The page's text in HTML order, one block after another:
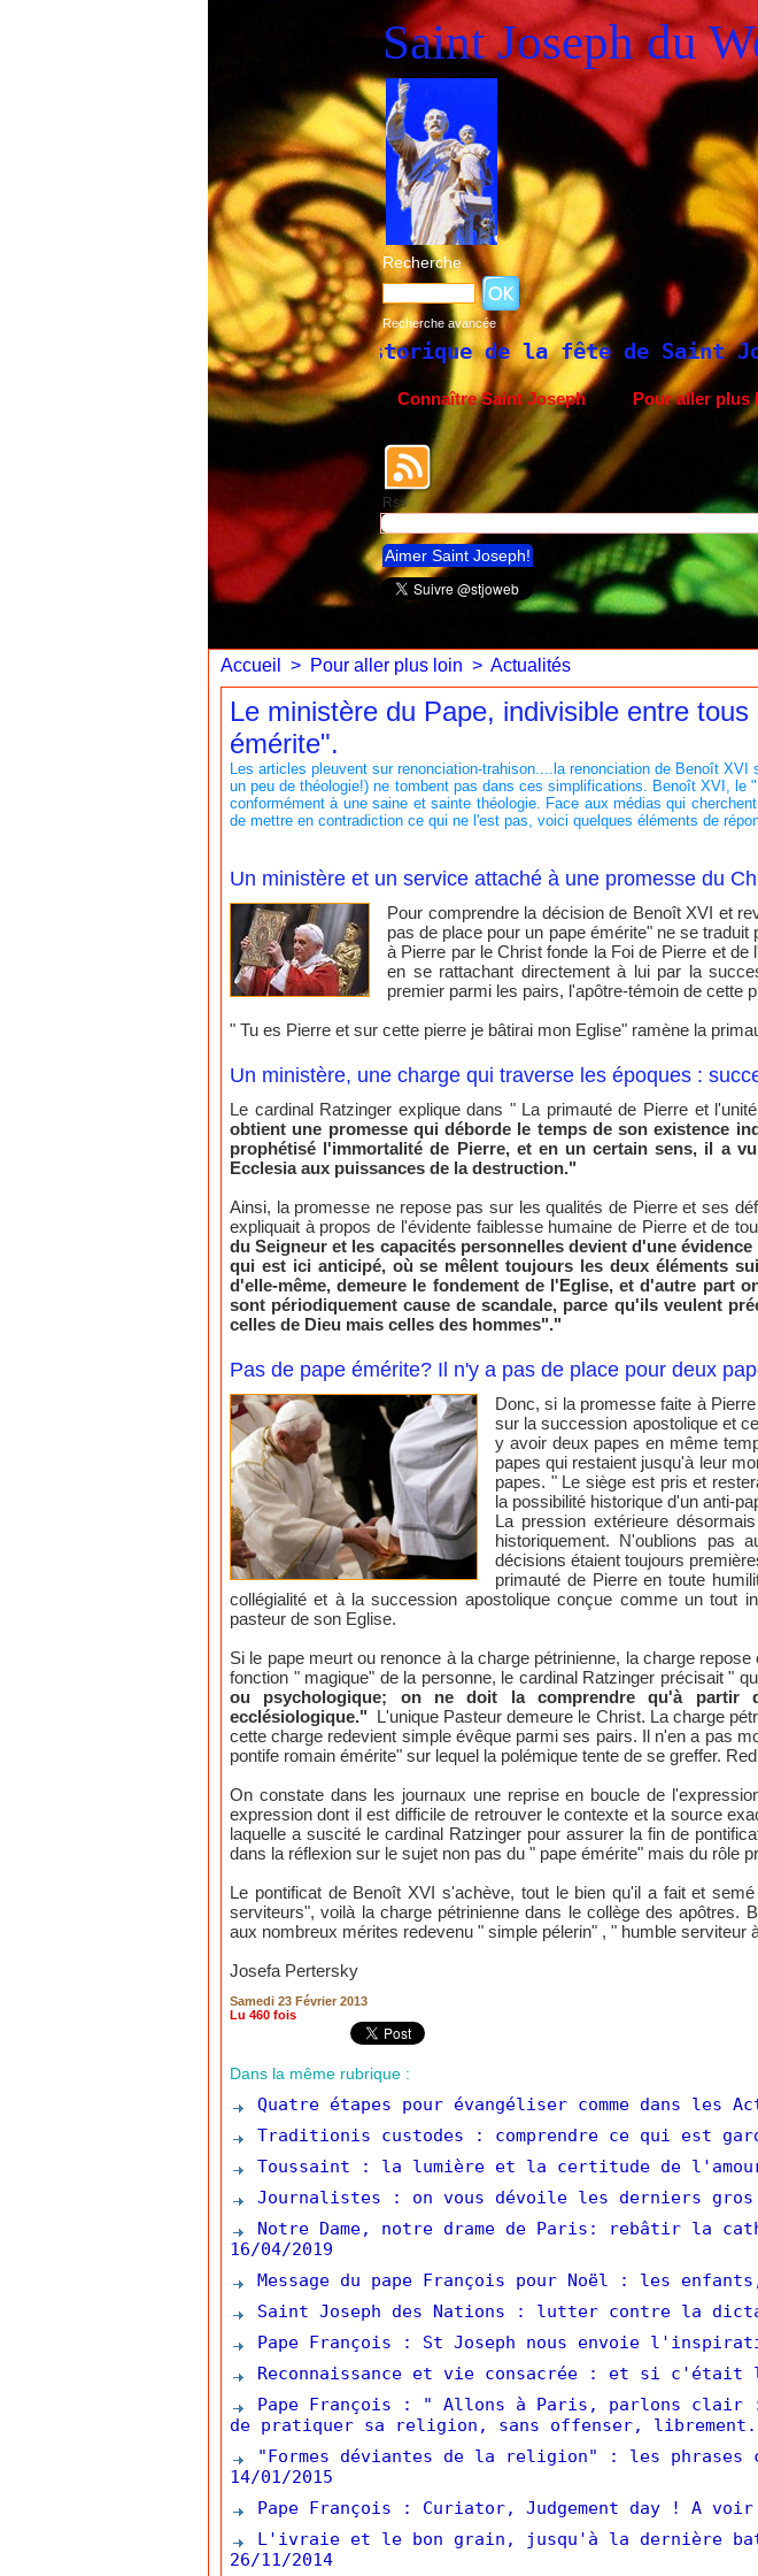
Saint Joseph du
Recherche
Recherche avancée
Historique de la fête de Saint Joseph du 19
Connaître Saint Joseph Pour aller plus
Rss
Aimer Saint Joseph!
Accueil > Pour aller plus loin > Actualités
Le ministère du Pape, indivisible entre
émérite".
Les articles pleuvent sur renonciation-trahison....la renonciation de Benoît
un peu de théologie!) ne tombent pas dans ces simplifications. Benoît XVI,
conformément à une saine et sainte théologie. Face aux médias qui
de mettre en contradiction ce qui ne l'est pas, voici quelques éléments de
Un ministère et un service attaché à une promesse du
Pour comprendre la décision de Benoît XVI et
pas de place pour un pape émérite" ne se
à Pierre par le Christ fonde la Foi de Pierre et
en se rattachant directement à lui par la
premier parmi les pairs, l'apôtre-témoin de cette
" Tu es Pierre et sur cette pierre je bâtirai mon Eglise" ramène la
Un ministère, une charge qui traverse les époques :
Le cardinal Ratzinger explique dans " La primauté de Pierre et
obtient une promesse qui déborde le temps de son existence
prophétisé l'immortalité de Pierre, et en un certain sens, il a
Ecclesia aux puissances de la destruction."
Ainsi, la promesse ne repose pas sur les qualités de Pierre et ses
expliquait à propos de l'évidente faiblesse humaine de Pierre et de
du Seigneur et les capacités personnelles devient d'une
qui est ici anticipé, où se mêlent toujours les deux éléments
d'elle-même, demeure le fondement de l'Eglise, et d'autre part
sont périodiquement cause de scandale, parce qu'ils veulent
celles de Dieu mais celles des hommes"."
Pas de pape émérite? Il n'y a pas de place pour deux
Donc, si la promesse faite à
sur la succession apostolique et
y avoir deux papes en même
papes qui restaient jusqu'à leur
papes. " Le siège est pris et
la possibilité historique d'un anti-
La pression extérieure
historiquement. N'oublions pas
décisions étaient toujours
primauté de Pierre en toute
collégialité et à la succession apostolique conçue comme un tout
pasteur de son Eglise.
Si le pape meurt ou renonce à la charge pétrinienne, la charge
fonction " magique" de la personne, le cardinal Ratzinger précisait "
ou psychologique; on ne doit la comprendre qu'à partir
ecclésiologique." L'unique Pasteur demeure le Christ. La charge
cette charge redevient simple évêque parmi ses pairs. Il n'en a pas
pontife romain émérite" sur lequel la polémique tente de se greffer.
On constate dans les journaux une reprise en boucle de
expression dont il est difficile de retrouver le contexte et la source
laquelle a suscité le cardinal Ratzinger pour assurer la fin de
dans la réflexion sur le sujet non pas du " pape émérite" mais du rôle
Le pontificat de Benoît XVI s'achève, tout le bien qu'il a fait et
serviteurs", voilà la charge pétrinienne dans le collège des apôtres.
aux nombreux mérites redevenu " simple pélerin" , " humble serviteur
Josefa Pertersky
Samedi 23 Février 2013
Lu 460 fois
Dans la même rubrique :
Quatre étapes pour évangéliser comme dans les
Traditionis custodes : comprendre ce qui est
Toussaint : la lumière et la certitude de
Journalistes : on vous dévoile les derniers
Notre Dame, notre drame de Paris: rebâtir la
16/04/2019
Message du pape François pour Noël : les
Saint Joseph des Nations : lutter contre la
Pape François : St Joseph nous envoie
Reconnaissance et vie consacrée : et si c'était
Pape François : " Allons à Paris, parlons clair
de pratiquer sa religion, sans offenser,
"Formes déviantes de la religion" : les phrases
14/01/2015
Pape François : Curiator, Judgement day ! A
L'ivraie et le bon grain, jusqu'à la dernière
26/11/2014